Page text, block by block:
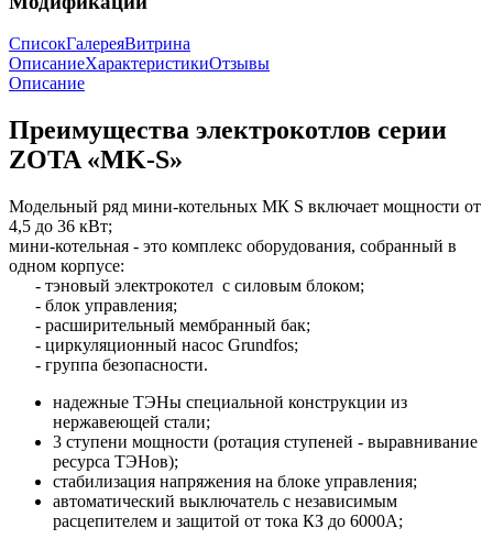
СписокГалереяВитрина
ОписаниеХарактеристикиОтзывы
Описание
Преимущества электрокотлов серии
ZOTA «MK-S»
Модельный ряд мини-котельных МК S включает мощности от
4,5 до 36 кВт;
мини-котельная - это комплекс оборудования, собранный в
одном корпусе:
- тэновый электрокотел с силовым блоком;
- блок управления;
- расширительный мембранный бак;
- циркуляционный насос Grundfos;
- группа безопасности.
надежные ТЭНы специальной конструкции из
нержавеющей стали;
3 ступени мощности (ротация ступеней - выравнивание
ресурса ТЭНов);
стабилизация напряжения на блоке управления;
автоматический выключатель с независимым
расцепителем и защитой от тока КЗ до 6000А;